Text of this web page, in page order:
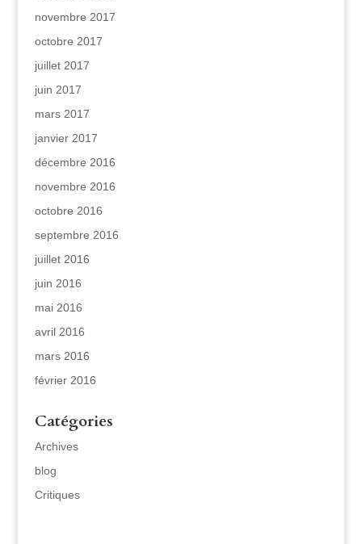
novembre 2017
octobre 2017
juillet 2017
juin 2017
mars 2017
janvier 2017
décembre 2016
novembre 2016
octobre 2016
septembre 2016
juillet 2016
juin 2016
mai 2016
avril 2016
mars 2016
février 2016
Catégories
Archives
blog
Critiques